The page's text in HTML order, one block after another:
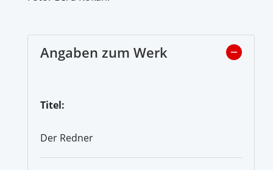
Angaben zum Werk
Titel:
Der Redner